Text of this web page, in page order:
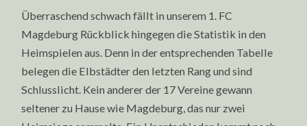
Überraschend schwach fällt in unserem 1. FC
Magdeburg Rückblick hingegen die Statistik in den
Heimspielen aus. Denn in der entsprechenden Tabelle
belegen die Elbstädter den letzten Rang und sind
Schlusslicht. Kein anderer der 17 Vereine gewann
seltener zu Hause wie Magdeburg, das nur zwei